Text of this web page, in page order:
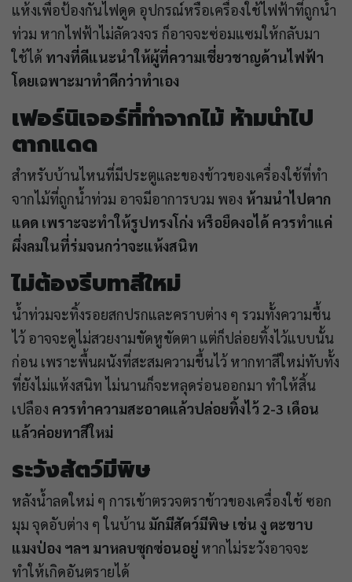
แห้งเพื่อป้องกันไฟดูด อุปกรณ์หรือเครื่องใช้ไฟฟ้าที่ถูกน้ำ
ท่วม หากไฟฟ้าไม่ลัดวงจร ก็อาจจะซ่อมแซมให้กลับมา
ใช้ได้ ทางที่ดีแนะนำให้ผู้ที่ความเชี่ยวชาญด้านไฟฟ้า
โดยเฉพาะมาทำดีกว่าทำเอง
เฟอร์นิเจอร์ที่ทำจากไม้ ห้ามนำไป
ตากแดด
สำหรับบ้านไหนที่มีประตูและของข้าวของเครื่องใช้ที่ทำ
จากไม้ที่ถูกน้ำท่วม อาจมีอาการบวม พอง ห้ามนำไปตาก
แดด เพราะจะทำให้รูปทรงโก่ง หรือยืดงอได้ ควรทำแค่
ผึ่งลมในที่ร่มจนกว่าจะแห้งสนิท
ไม่ต้องรีบทาสีใหม่
น้ำท่วมจะทิ้งรอยสกปรกและคราบต่าง ๆ รวมทั้งความชื้น
ไว้ อาจจะดูไม่สวยงามขัดหูขัดตา แต่ก็ปล่อยทิ้งไว้แบบนั้น
ก่อน เพราะพื้นผนังที่สะสมความชื้นไว้ หากทาสีใหม่ทับทั้ง
ที่ยังไม่แห้งสนิท ไม่นานก็จะหลุดร่อนออกมา ทำให้สิ้น
เปลือง ควรทำความสะอาดแล้วปล่อยทิ้งไว้ 2-3 เดือน
แล้วค่อยทาสีใหม่
ระวังสัตว์มีพิษ
หลังน้ำลดใหม่ ๆ การเข้าตรวจตราข้าวของเครื่องใช้ ซอก
มุม จุดอับต่าง ๆ ในบ้าน มักมีสัตว์มีพิษ เช่น งู ตะขาบ
แมงป่อง ฯลฯ มาหลบซุกซ่อนอยู่ หากไม่ระวังอาจจะ
ทำให้เกิดอันตรายได้